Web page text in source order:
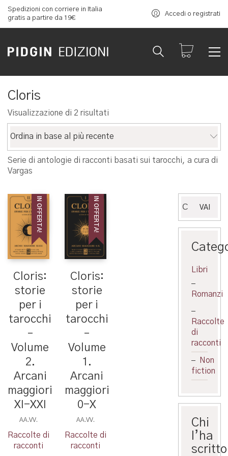
Spedizioni con corriere in Italia
gratis a partire da 19€
Accedi o registrati
Cloris
Visualizzazione di 2 risultati
in
base
più
Ordina in base al più recente
Serie di antologie di racconti basati sui tarocchi, a cura di
Vargas
IN OFFERTA!
Cloris:
storie
per i
tarocchi
–
Volume
2.
Arcani
maggiori
XI-XXI
AA.VV.
Raccolte di
racconti
IN OFFERTA!
Cloris:
storie
per i
tarocchi
–
Volume
1.
Arcani
maggiori
0-X
AA.VV.
Raccolte di
racconti
VAI
Libri
Non
fiction
Raccolte
di
racconti
Romanzi
Chi
l’ha
scritto